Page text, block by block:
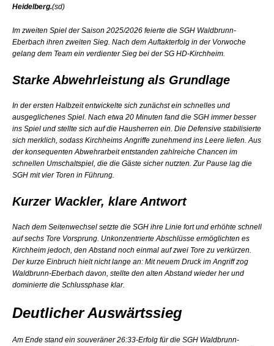
Heidelberg.(sd)
Im zweiten Spiel der Saison 2025/2026 feierte die SGH Waldbrunn-
Eberbach ihren zweiten Sieg. Nach dem Auftakterfolg in der Vorwoche
gelang dem Team ein verdienter Sieg bei der SG HD-Kirchheim.
Starke Abwehrleistung als Grundlage
In der ersten Halbzeit entwickelte sich zunächst ein schnelles und
ausgeglichenes Spiel. Nach etwa 20 Minuten fand die SGH immer besser
ins Spiel und stellte sich auf die Hausherren ein. Die Defensive stabilisierte
sich merklich, sodass Kirchheims Angriffe zunehmend ins Leere liefen. Aus
der konsequenten Abwehrarbeit entstanden zahlreiche Chancen im
schnellen Umschaltspiel, die die Gäste sicher nutzten. Zur Pause lag die
SGH mit vier Toren in Führung.
Kurzer Wackler, klare Antwort
Nach dem Seitenwechsel setzte die SGH ihre Linie fort und erhöhte schnell
auf sechs Tore Vorsprung. Unkonzentrierte Abschlüsse ermöglichten es
Kirchheim jedoch, den Abstand noch einmal auf zwei Tore zu verkürzen.
Der kurze Einbruch hielt nicht lange an: Mit neuem Druck im Angriff zog
Waldbrunn-Eberbach davon, stellte den alten Abstand wieder her und
dominierte die Schlussphase klar.
Deutlicher Auswärtssieg
Am Ende stand ein souveräner 26:33-Erfolg für die SGH Waldbrunn-